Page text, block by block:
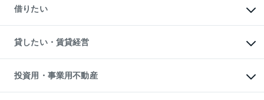
中古一戸建ての購入
不動産購入の流れ
注目キーワード物件特集
購入ガイド
English 繁体中文簡体中文
一戸建ての売却・査定
土地の売却・査定
スピードAI査定
不動産査定について
不動産売却の流れ
不動産買換えの流れ
売却ガイド
借りたい
オフィス・店舗の賃貸
借りるときの流れ
借りるガイド
貸したい・賃貸経営
マンション賃料データ
賃貸管理プラン
リロケーションについて
投資用・事業用不動産